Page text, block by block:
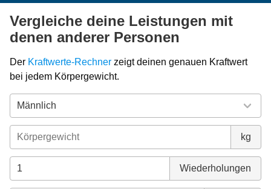
Vergleiche deine Leistungen mit
denen anderer Personen
Der Kraftwerte-Rechner zeigt deinen genauen Kraftwert
bei jedem Körpergewicht.
kg
Wiederholungen